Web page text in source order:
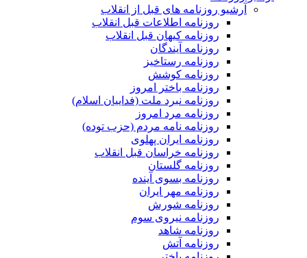
آرشیو روزنامه های قبل از انقلاب
روزنامه اطلاعات قبل انقلاب
روزنامه کیهان قبل انقلاب
روزنامه آیندگان
روزنامه رستاخیز
روزنامه کوشش
روزنامه باختر امروز
روزنامه نبرد ملت (فداییان اسلام)
روزنامه مرد امروز
روزنامه نامه مردم (حزب توده)
روزنامه ایران پهلوی
روزنامه خراسان قبل انقلاب
روزنامه گلستان
روزنامه بسوی آینده
روزنامه مهر ایران
روزنامه شورش
روزنامه نیروی سوم
روزنامه شاهد
روزنامه آتش